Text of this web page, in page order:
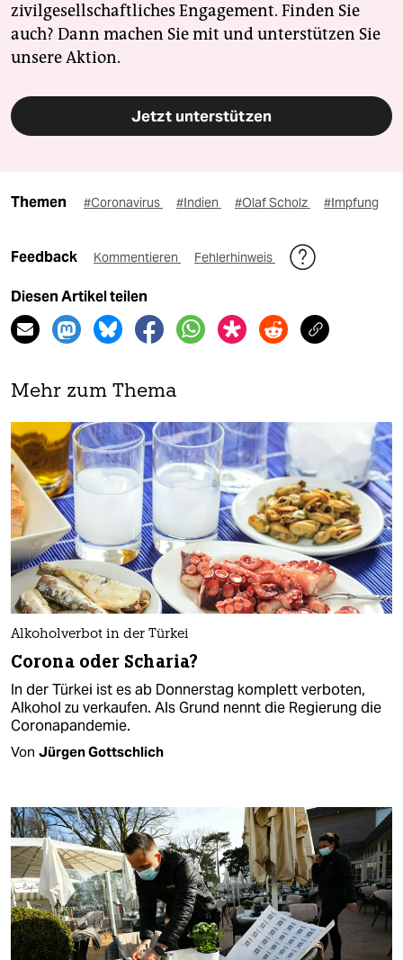
zivilgesellschaftliches Engagement. Finden Sie
auch? Dann machen Sie mit und unterstützen Sie
unsere Aktion.
Jetzt unterstützen
Themen #Coronavirus #Indien #Olaf Scholz #Impfung
Feedback Kommentieren Fehlerhinweis
Diesen Artikel teilen
Mehr zum Thema
Alkoholverbot in der Türkei
Corona oder Scharia?
In der Türkei ist es ab Donnerstag komplett verboten,
Alkohol zu verkaufen. Als Grund nennt die Regierung die
Coronapandemie.
Von Jürgen Gottschlich